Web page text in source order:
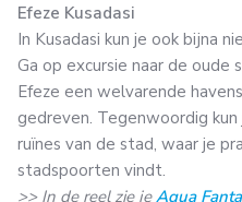
Efeze Kusadasi
In Kusadasi kun je ook bijna
Ga op excursie naar de oude
Efeze een welvarende
gedreven. Tegenwoordig
ruïnes van de stad, waar je
stadspoorten vindt.
>> In de reel zie jeAqua